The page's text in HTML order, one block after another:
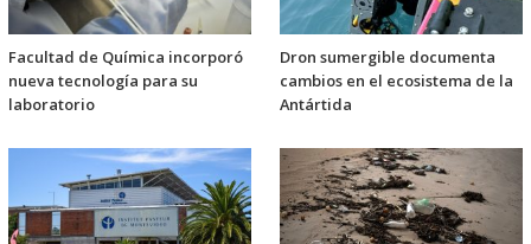
Facultad de Química incorporó
nueva tecnología para su
laboratorio
Dron sumergible documenta
cambios en el ecosistema de la
Antártida